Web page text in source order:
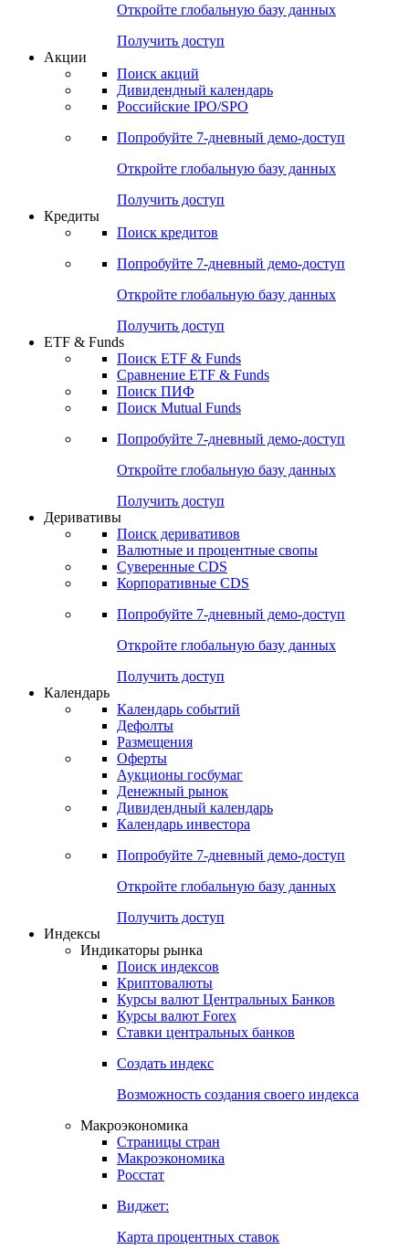
Откройте глобальную базу данных
Получить доступ
Акции
Поиск акций
Дивидендный календарь
Российские IPO/SPO
Попробуйте 7-дневный демо-доступ
Откройте глобальную базу данных
Получить доступ
Кредиты
Поиск кредитов
Попробуйте 7-дневный демо-доступ
Откройте глобальную базу данных
Получить доступ
ETF & Funds
Поиск ETF & Funds
Сравнение ETF & Funds
Поиск ПИФ
Поиск Mutual Funds
Попробуйте 7-дневный демо-доступ
Откройте глобальную базу данных
Получить доступ
Деривативы
Поиск деривативов
Валютные и процентные свопы
Суверенные CDS
Корпоративные CDS
Попробуйте 7-дневный демо-доступ
Откройте глобальную базу данных
Получить доступ
Календарь
Календарь событий
Дефолты
Размещения
Оферты
Аукционы госбумаг
Денежный рынок
Дивидендный календарь
Календарь инвестора
Попробуйте 7-дневный демо-доступ
Откройте глобальную базу данных
Получить доступ
Индексы
Индикаторы рынка
Поиск индексов
Криптовалюты
Курсы валют Центральных Банков
Курсы валют Forex
Ставки центральных банков
Создать индекс
Возможность создания своего индекса
Макроэкономика
Страницы стран
Макроэкономика
Росстат
Виджет:
Карта процентных ставок